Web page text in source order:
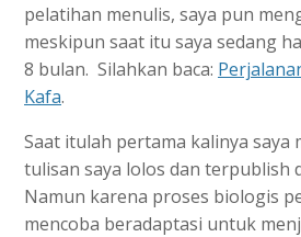
pelatihan menulis, saya pun
meskipun saat itu saya sedang
8 bulan. Silahkan baca:
Kafa.
Saat itulah pertama kalinya saya
tulisan saya lolos dan terpublish
Namun karena proses biologis
mencoba beradaptasi untuk